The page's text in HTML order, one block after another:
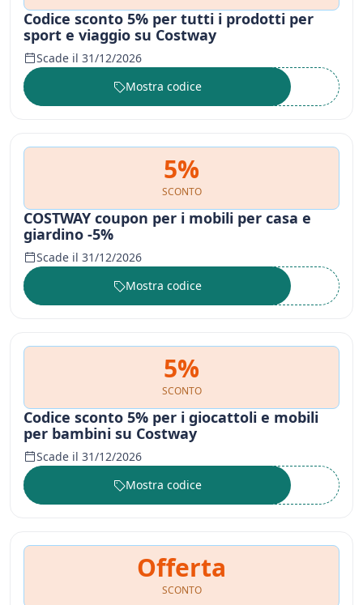
Codice sconto 5% per tutti i prodotti per
sport e viaggio su Costway
Scade il 31/12/2026
••••••
Mostra codice
5%
SCONTO
COSTWAY coupon per i mobili per casa e
giardino -5%
Scade il 31/12/2026
••••••
Mostra codice
5%
SCONTO
Codice sconto 5% per i giocattoli e mobili
per bambini su Costway
Scade il 31/12/2026
••••••
Mostra codice
Offerta
SCONTO